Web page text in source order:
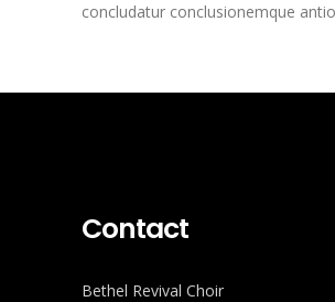
concludatur conclusionemque
Contact
Bethel Revival Choir